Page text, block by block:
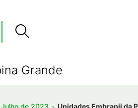
Grande
Julho de 2023 Unidades Embrapii da